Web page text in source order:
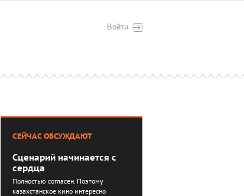
Войти
СЕЙЧАС ОБСУЖДАЮТ
Сценарий начинается с
сердца
Полностью согласен. Поэтому
казахстанское кино интересно